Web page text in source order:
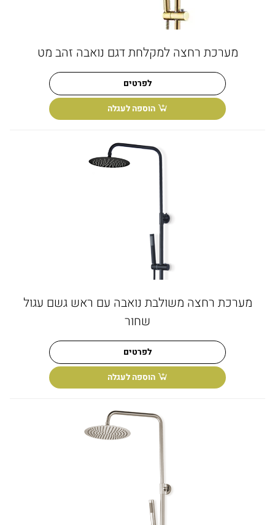
מערכת רחצה למקלחת דגם נואבה זהב מט
לפרטים
הוספה לעגלה
מערכת רחצה משולבת נואבה עם ראש גשם עגול
שחור
לפרטים
הוספה לעגלה